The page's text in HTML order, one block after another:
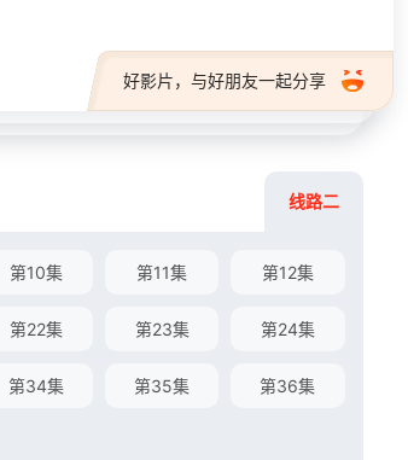
好影片，与好朋友一起分享
线路二
第10集 第11集 第12集
第22集 第23集 第24集
第34集 第35集 第36集